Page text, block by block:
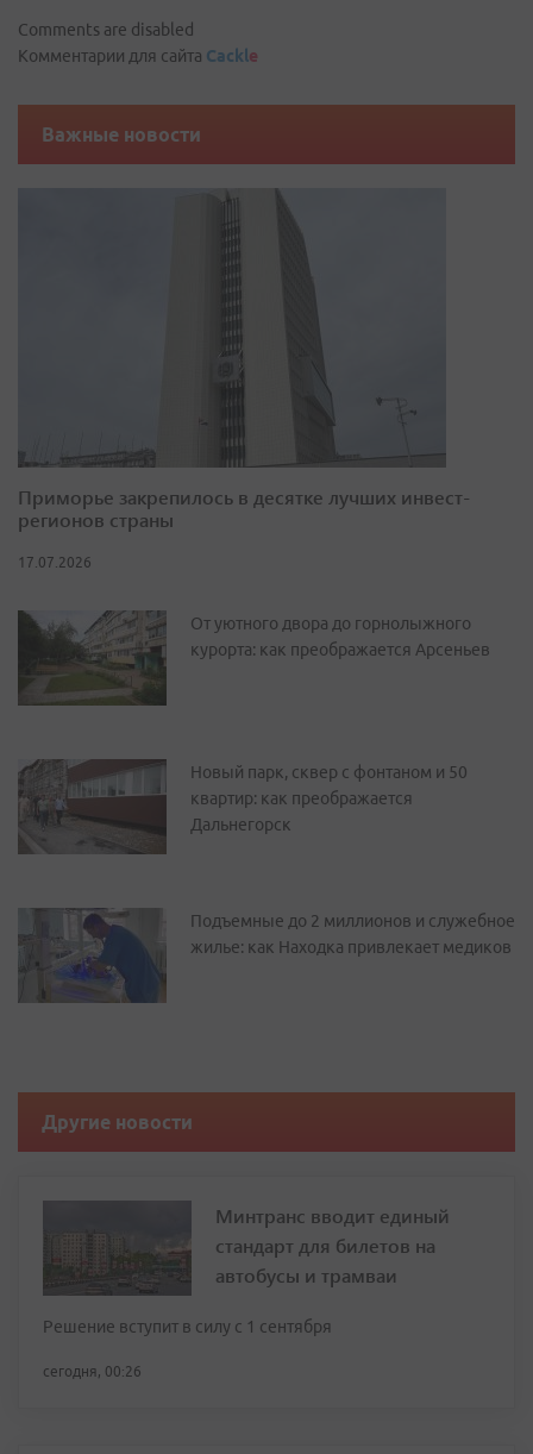
Comments are disabled
Комментарии для сайта Cackle
Важные новости
Приморье закрепилось в десятке лучших инвест-
регионов страны
17.07.2026
От уютного двора до горнолыжного
курорта: как преображается Арсеньев
Новый парк, сквер с фонтаном и 50
квартир: как преображается
Дальнегорск
Подъемные до 2 миллионов и служебное
жилье: как Находка привлекает медиков
Другие новости
Минтранс вводит единый
стандарт для билетов на
автобусы и трамваи
Решение вступит в силу с 1 сентября
сегодня, 00:26